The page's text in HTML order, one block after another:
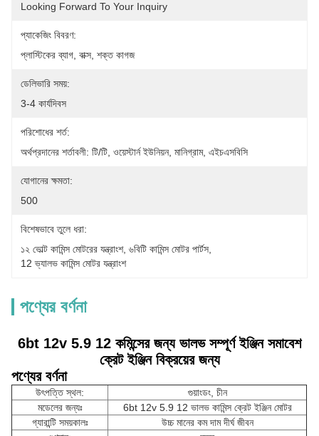
Looking Forward To Your Inquiry
প্যাকেজিং বিবরণ:
প্লাস্টিকের ব্যাগ, বাক্স, শক্ত কাগজ
ডেলিভারি সময়:
3-4 কার্যদিবস
পরিশোধের শর্ত:
অর্থপ্রদানের শর্তাবলী: টি/টি, ওয়েস্টার্ন ইউনিয়ন, মানিগ্রাম, এইচএসবিসি
যোগানের ক্ষমতা:
500
বিশেষভাবে তুলে ধরা:
১২ ভোল্ট কামিন্স মোটরের যন্ত্রাংশ, ৬বিটি কামিন্স মোটর পার্টস
12 ভ্যালভ কামিন্স মোটর যন্ত্রাংশ
পণ্যের বর্ণনা
6bt 12v 5.9 12 কমিন্সের জন্য ভালভ সম্পূর্ণ ইঞ্জিন সমাবেশ
ক্রেট ইঞ্জিন বিক্রয়ের জন্য
পণ্যের বর্ণনা
উৎপত্তি স্থল:
গুয়াংডং, চীন
মডেলের জন্যঃ
6bt 12v 5.9 12 ভালভ কামিন্স ক্রেট ইঞ্জিন মোটর
গ্যারান্টি সময়কালঃ
উচ্চ মানের কম দাম দীর্ঘ জীবন